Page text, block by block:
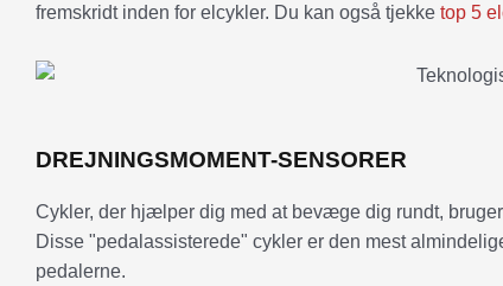
fremskridt inden for elcykler. Du kan også tjekke top 5
DREJNINGSMOMENT-SENSORER
Cykler, der hjælper dig med at bevæge dig rundt,
Disse "pedalassisterede" cykler er den mest
pedalerne.